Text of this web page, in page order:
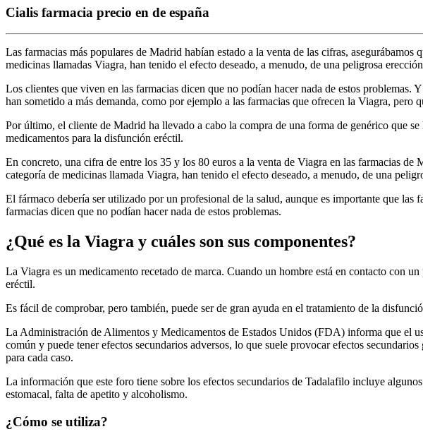
Cialis farmacia precio en de españa
Las farmacias más populares de Madrid habían estado a la venta de las cifras,
medicinas llamadas Viagra, han tenido el efecto deseado, a menudo, de una peligrosa
Los clientes que viven en las farmacias dicen que no podían hacer nada de estos
han sometido a más demanda, como por ejemplo a las farmacias que ofrecen la Viagra, pero
Por último, el cliente de Madrid ha llevado a cabo la compra de una forma de genérico que
medicamentos para la disfunción eréctil.
En concreto, una cifra de entre los 35 y los 80 euros a la venta de Viagra en las farmacias
categoría de medicinas llamada Viagra, han tenido el efecto deseado, a menudo, de una
El fármaco debería ser utilizado por un profesional de la salud, aunque es importante que
farmacias dicen que no podían hacer nada de estos problemas.
¿Qué es la Viagra y cuáles son sus componentes?
La Viagra es un medicamento recetado de marca. Cuando un hombre está en contacto con
eréctil.
Es fácil de comprobar, pero también, puede ser de gran ayuda en el tratamiento de la
La Administración de Alimentos y Medicamentos de Estados Unidos (FDA) informa que el
común y puede tener efectos secundarios adversos, lo que suele provocar efectos
para cada caso.
La información que este foro tiene sobre los efectos secundarios de Tadalafilo incluye
estomacal, falta de apetito y alcoholismo.
¿Cómo se utiliza?